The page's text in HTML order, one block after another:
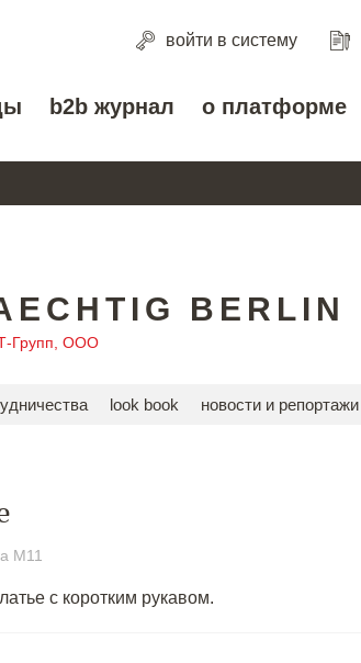
войти в систему
b2b журнал о платформе
BERLIN
Групп, ООО
look book новости и репортажи
M11
с коротким рукавом.